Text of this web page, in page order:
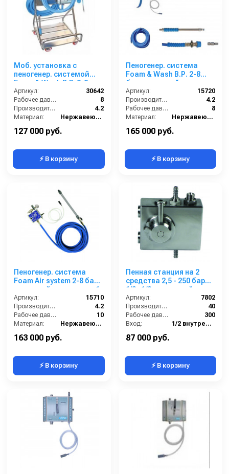
Моб. установка с
пеногенер. системой
Foam & Wash B.P. 2-8
бар, с подачей воздуха,
на 1 ср-во
Артикул:
30642
Рабочее давление (бар):
8
Производительность (л/мин):
4.2
Материал:
Нержавеющая сталь
127 000 руб.
⚡ В корзину
Пеногенер. система
Foam & Wash B.Р. 2-8
бар, с подачей воздуха,
на 1 ср-во 1/2ш. 1/2ш.с
аксесс.
Артикул:
15720
Производительность (л/мин):
4.2
Рабочее давление (бар):
8
Материал:
Нержавеющая сталь
165 000 руб.
⚡ В корзину
Пеногенер. система
Foam Air system 2-8 бар,
с подачей воздуха, на 1
ср-во с аксесс.
Артикул:
15710
Производительность (л/мин):
4.2
Рабочее давление (бар):
10
Материал:
Нержавеющая сталь
163 000 руб.
⚡ В корзину
Пенная станция на 2
средства 2,5 - 250 бар
1/2г.1/2г.с подачей
воздуха
Артикул:
7802
Производительность (л/мин):
40
Рабочее давление (бар):
300
Вход:
1/2 внутренняя резьба
87 000 руб.
⚡ В корзину